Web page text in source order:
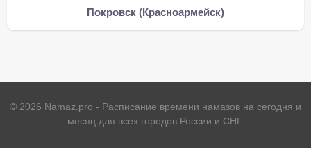
Покровск (Красноармейск)
© 2026 Namaz.pro - Расписание времени намазов на сегодня и
месяц для всех городов России и СНГ.